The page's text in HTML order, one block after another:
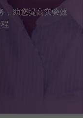
，助您提高实验效